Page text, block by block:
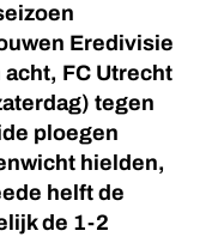
Eredivisie
FC Utrecht
tegen
ploegen
hielden,
helft de
de 1-2